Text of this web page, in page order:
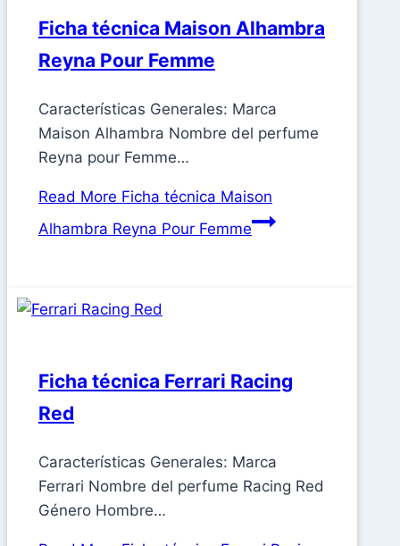
Ficha técnica Maison Alhambra
Reyna Pour Femme
Características Generales: Marca
Maison Alhambra Nombre del perfume
Reyna pour Femme…
Read More Ficha técnica Maison
Alhambra Reyna Pour Femme
Ficha técnica Ferrari Racing
Red
Características Generales: Marca
Ferrari Nombre del perfume Racing Red
Género Hombre…